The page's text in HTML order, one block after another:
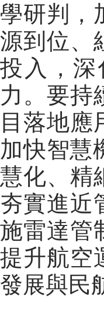
學研判，
源到位、
投入，
力。要持
目落地
加快智慧
慧化、精
夯實進近
施雷達管
提升航空
發展與民